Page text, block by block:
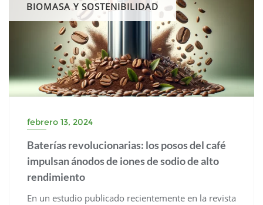
BIOMASA Y SOSTENIBILIDAD
febrero 13, 2024
Baterías revolucionarias: los posos del café
impulsan ánodos de iones de sodio de alto
rendimiento
En un estudio publicado recientemente en la revista